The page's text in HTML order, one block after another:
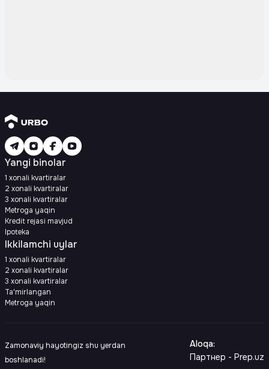
Yangi binolar
1 xonali kvartiralar
2 xonali kvartiralar
3 xonali kvartiralar
Metroga yaqin
Kredit rejasi mavjud
Ipoteka
Ikkilamchi uylar
1 xonali kvartiralar
2 xonali kvartiralar
3 xonali kvartiralar
Ta'mirlangan
Metroga yaqin
Zamonaviy hayotingiz shu yerdan
boshlanadi!
Aloqa:
Партнер - Prep.uz